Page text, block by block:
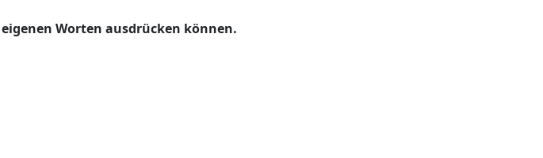
Worten ausdrücken können.